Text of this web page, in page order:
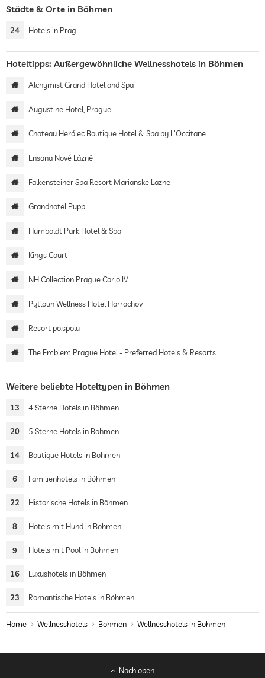
Städte & Orte in Böhmen
24 Hotels in Prag
Hoteltipps: Außergewöhnliche Wellnesshotels in Böhmen
Alchymist Grand Hotel and Spa
Augustine Hotel, Prague
Chateau Herálec Boutique Hotel & Spa by L'Occitane
Ensana Nové Lázně
Falkensteiner Spa Resort Marianske Lazne
Grandhotel Pupp
Humboldt Park Hotel & Spa
Kings Court
NH Collection Prague Carlo IV
Pytloun Wellness Hotel Harrachov
Resort po.spolu
The Emblem Prague Hotel - Preferred Hotels & Resorts
Weitere beliebte Hoteltypen in Böhmen
13 4 Sterne Hotels in Böhmen
20 5 Sterne Hotels in Böhmen
14 Boutique Hotels in Böhmen
6 Familienhotels in Böhmen
22 Historische Hotels in Böhmen
8 Hotels mit Hund in Böhmen
9 Hotels mit Pool in Böhmen
16 Luxushotels in Böhmen
23 Romantische Hotels in Böhmen
Home Wellnesshotels Böhmen Wellnesshotels in Böhmen
Nach oben